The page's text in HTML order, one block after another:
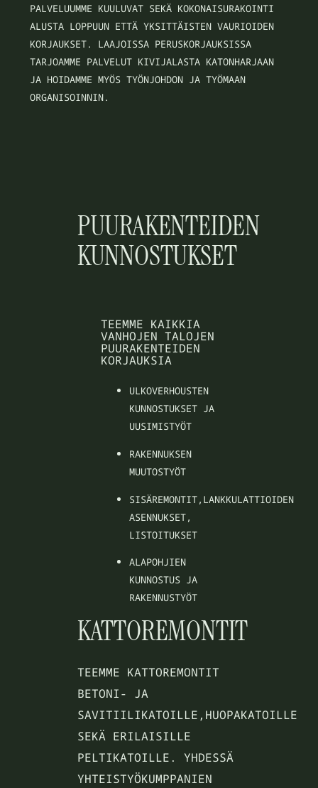
PALVELUUMME KUULUVAT SEKÄ KOKONAISURAKOINTI
ALUSTA LOPPUUN ETTÄ YKSITTÄISTEN VAURIOIDEN
KORJAUKSET. LAAJOISSA PERUSKORJAUKSISSA
TARJOAMME PALVELUT KIVIJALASTA KATONHARJAAN
JA HOIDAMME MYÖS TYÖNJOHDON JA TYÖMAAN
ORGANISOINNIN.
PUURAKENTEIDEN
KUNNOSTUKSET
TEEMME KAIKKIA
VANHOJEN TALOJEN
PUURAKENTEIDEN
KORJAUKSIA
ULKOVERHOUSTEN
KUNNOSTUKSET JA
UUSIMISTYÖT
RAKENNUKSEN
MUUTOSTYÖT
SISÄREMONTIT,LANKKULATTIOIDEN
ASENNUKSET,
LISTOITUKSET
ALAPOHJIEN
KUNNOSTUS JA
RAKENNUSTYÖT
KATTOREMONTIT
TEEMME KATTOREMONTIT
BETONI- JA
SAVITIILIKATOILLE,HUOPAKATOILLE
SEKÄ ERILAISILLE
PELTIKATOILLE. YHDESSÄ
YHTEISTYÖKUMPPANIEN